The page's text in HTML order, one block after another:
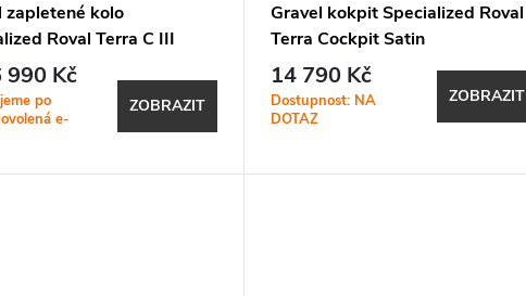
zapletené kolo
Roval Terra C III
Satin Black
990 Kč
po
e-
ZOBRAZIT
Gravel kokpit Specialized Roval
Terra Cockpit Satin
Carbon/Gloss Black
14 790 Kč
Dostupnost: NA
DOTAZ
ZOBRAZIT